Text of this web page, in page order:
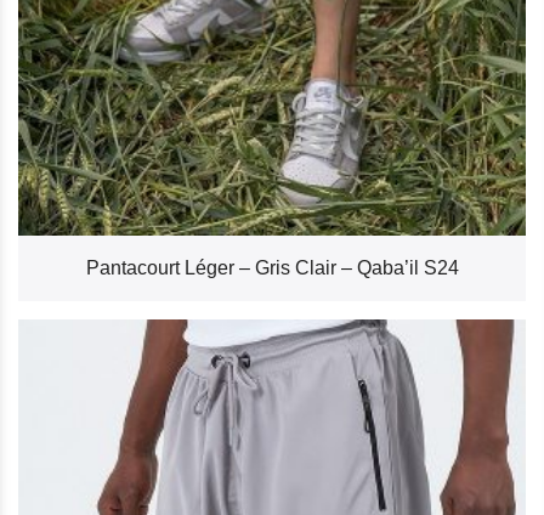
Pantacourt Léger – Gris Clair – Qaba’il S24